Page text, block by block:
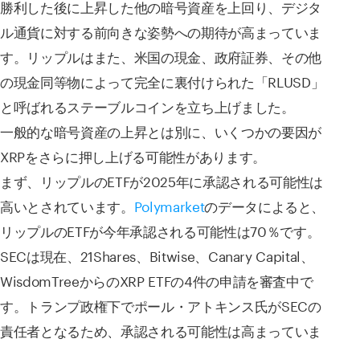
勝利した後に上昇した他の暗号資産を上回り、デジタ
ル通貨に対する前向きな姿勢への期待が高まっていま
す。リップルはまた、米国の現金、政府証券、その他
の現金同等物によって完全に裏付けられた「RLUSD」
と呼ばれるステーブルコインを立ち上げました。
一般的な暗号資産の上昇とは別に、いくつかの要因が
XRPをさらに押し上げる可能性があります。
まず、リップルのETFが2025年に承認される可能性は
高いとされています。 Polymarketのデータによると、
リップルのETFが今年承認される可能性は70％です。
SECは現在、21Shares、Bitwise、Canary Capital、
WisdomTreeからのXRP ETFの4件の申請を審査中で
す。トランプ政権下でポール・アトキンス氏がSECの
責任者となるため、承認される可能性は高まっていま